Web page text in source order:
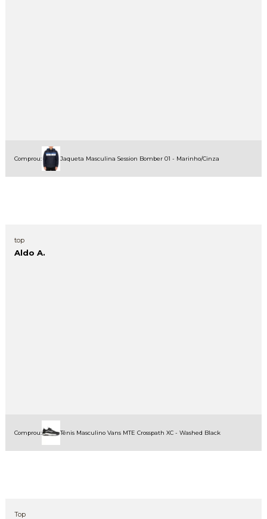
Comprou: Jaqueta Masculina Session Bomber 01 - Marinho/Cinza
top
Aldo A.
Comprou: Tênis Masculino Vans MTE Crosspath XC - Washed Black
Top